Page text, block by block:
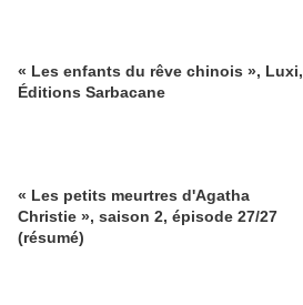
« Les enfants du rêve chinois », Luxi,
Éditions Sarbacane
« Les petits meurtres d'Agatha
Christie », saison 2, épisode 27/27
(résumé)